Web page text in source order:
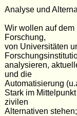
Analyse und
Wir wollen auf
Forschung,
von Universitäten
analysieren,
und die
Automatisierung
Stark im
zivilen
Alternativen